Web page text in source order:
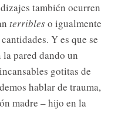
también ocurren
terribleso igualmente
Y es que se
pared dando un
gotitas de
hablar de trauma,
madre – hijo en la